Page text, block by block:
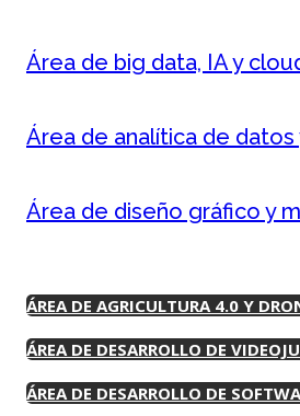
Área de big data, IA y
Área de analítica de datos
Área de diseño gráfico y
ÁREA DE AGRICULTURA 4.0 Y
ÁREA DE DESARROLLO DE
ÁREA DE DESARROLLO DE